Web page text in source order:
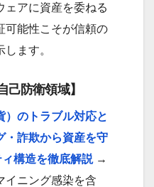
ェアに資産を委ねる
可能性こそが信頼の
ます。
己防衛領域】
）のトラブル対応と
・詐欺から資産を守
構造を徹底解説→
イニング感染を含